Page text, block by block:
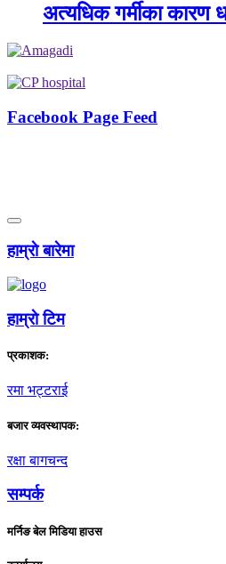
अत्यधिक गर्मीका कारण
Facebook Page Feed
हाम्राे बारेमा
हाम्राे टिम
प्रकाशक:
रमा भट्टराई
बजार व्यवस्थापक:
रक्षा बागचन्द
सम्पर्क
मर्निङ बेल मिडिया हाउस